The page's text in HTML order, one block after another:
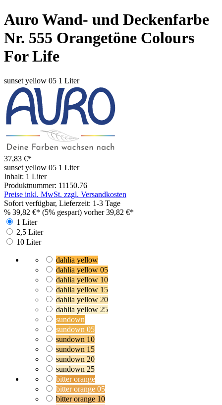
Auro Wand- und Deckenfarbe
Nr. 555 Orangetöne Colours
For Life
sunset yellow 05 1 Liter
37,83 €*
sunset yellow 05 1 Liter
Inhalt: 1 Liter
Produktnummer: 11150.76
Preise inkl. MwSt. zzgl. Versandkosten
Sofort verfügbar, Lieferzeit: 1-3 Tage
% 39,82 €* (5% gespart) vorher 39,82 €*
1 Liter
2,5 Liter
10 Liter
dahlia yellow
dahlia yellow 05
dahlia yellow 10
dahlia yellow 15
dahlia yellow 20
dahlia yellow 25
sundown
sundown 05
sundown 10
sundown 15
sundown 20
sundown 25
bitter orange
bitter orange 05
bitter orange 10